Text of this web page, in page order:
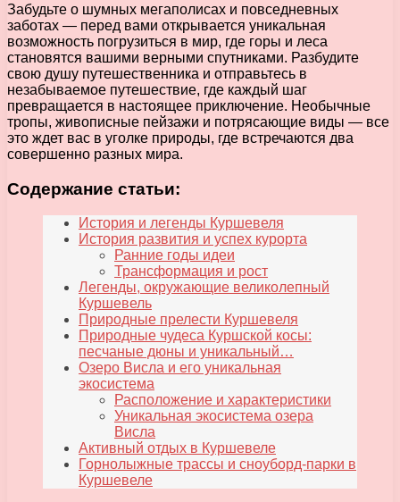
Забудьте о шумных мегаполисах и повседневных
заботах — перед вами открывается уникальная
возможность погрузиться в мир, где горы и леса
становятся вашими верными спутниками. Разбудите
свою душу путешественника и отправьтесь в
незабываемое путешествие, где каждый шаг
превращается в настоящее приключение. Необычные
тропы, живописные пейзажи и потрясающие виды — все
это ждет вас в уголке природы, где встречаются два
совершенно разных мира.
Содержание статьи:
История и легенды Куршевеля
История развития и успех курорта
Ранние годы идеи
Трансформация и рост
Легенды, окружающие великолепный
Куршевель
Природные прелести Куршевеля
Природные чудеса Куршской косы:
песчаные дюны и уникальный…
Озеро Висла и его уникальная
экосистема
Расположение и характеристики
Уникальная экосистема озера
Висла
Активный отдых в Куршевеле
Горнолыжные трассы и сноуборд-парки в
Куршевеле